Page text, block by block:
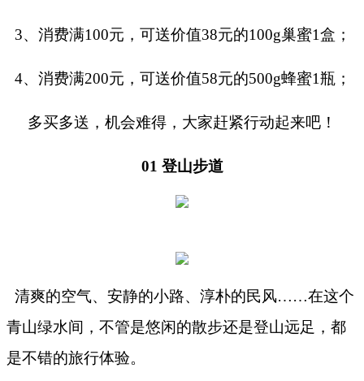
3、消费满100元， 可送价值38元的100g巢蜜1盒 ；
4、消费满200元，可送价值58元的500g蜂蜜1瓶；
多买多送，机会难得，大家赶紧行动起来吧！
01 登山步道
清爽的空气、安静的小路、淳朴的民风……在这个
青山绿水间，不管是悠闲的散步还是登山远足，都
是不错的旅行体验。